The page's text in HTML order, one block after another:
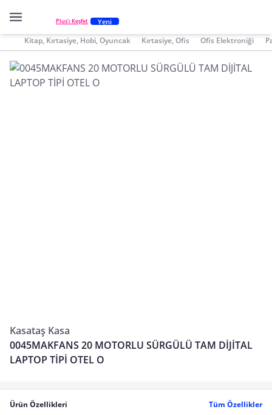
Plus'ı Keşfet Yeni
Kitap, Kırtasiye, Hobi, Oyuncak Kırtasiye, Ofis Ofis Elektroniği
Kasataş Kasa
0045MAKFANS 20 MOTORLU SÜRGÜLÜ TAM DİJİTAL
LAPTOP TİPİ OTEL O
Ürün Özellikleri
Tüm Özellikler